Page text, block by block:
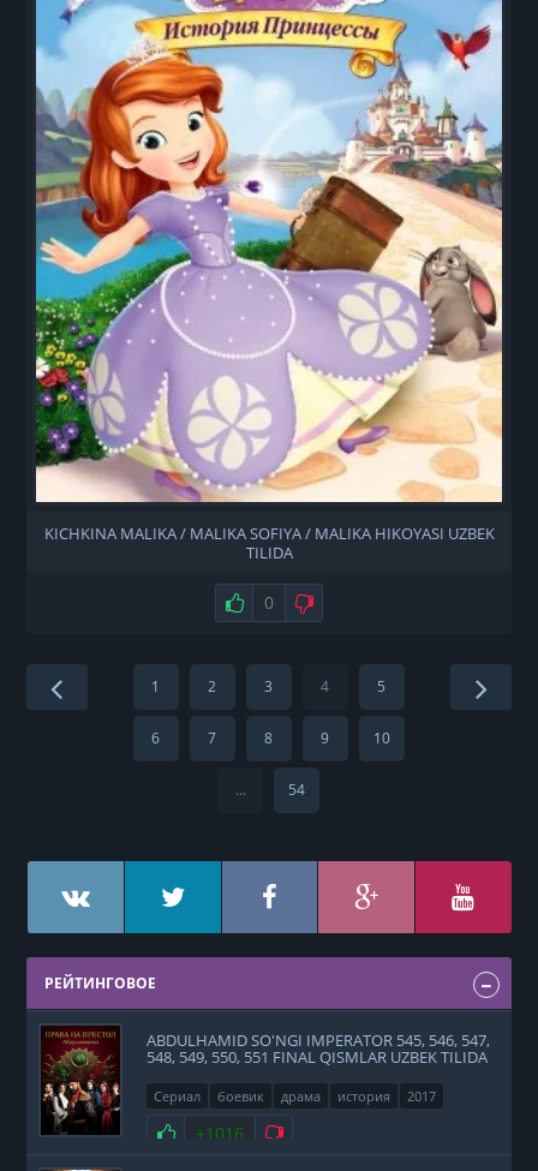
KICHKINA MALIKA / MALIKA SOFIYA / MALIKA HIKOYASI UZBEK
TILIDA
Нравится
0 Не нравится
1 2 3 4 5
6 7 8 9 10
... 54
РЕЙТИНГОВОЕ
ABDULHAMID SO'NGI IMPERATOR 545, 546, 547,
548, 549, 550, 551 FINAL QISMLAR UZBEK TILIDA
Сериал боевик драма история 2017
Нравится
+1016 Не нравится